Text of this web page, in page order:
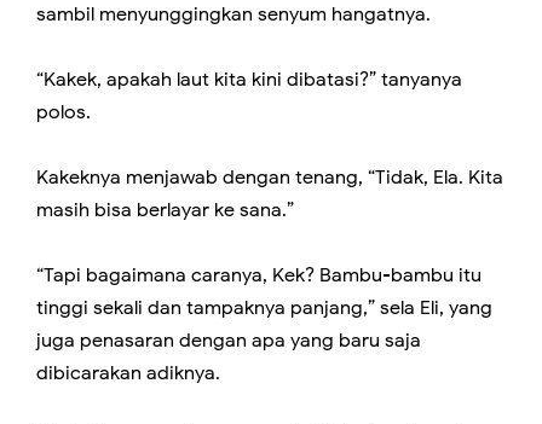
sambil menyunggingkan senyum hangatnya.
“Kakek, apakah laut kita kini dibatasi?” tanyanya
polos.
Kakeknya menjawab dengan tenang, “Tidak, Ela. Kita
masih bisa berlayar ke sana.”
“Tapi bagaimana caranya, Kek? Bambu-bambu itu
tinggi sekali dan tampaknya panjang,” sela Eli, yang
juga penasaran dengan apa yang baru saja
dibicarakan adiknya.